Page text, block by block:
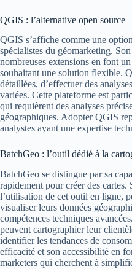
QGIS : l’alternative open source
QGIS s’affiche comme une
spécialistes du géomarketing.
nombreuses extensions en font
souhaitant une solution flexible.
détaillées, d’effectuer des
variées. Cette plateforme est
qui requièrent des analyses
géographiques. Adopter QGIS
analystes ayant une expertise
BatchGeo : l’outil dédié à la
BatchGeo se distingue par sa
rapidement pour créer des
l’utilisation de cet outil en ligne,
visualiser leurs données
compétences techniques
peuvent cartographier leur
identifier les tendances de
efficacité et son accessibilité en
marketers qui cherchent à